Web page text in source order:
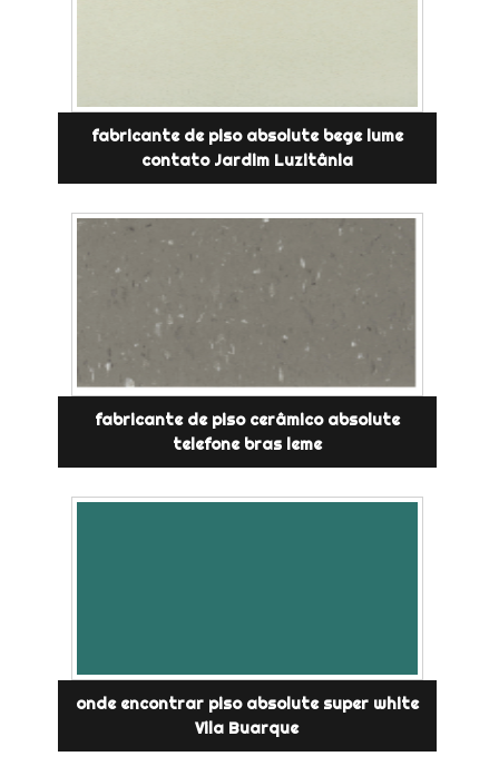
fabricante de piso absolute bege lume
contato Jardim Luzitânia
fabricante de piso cerâmico absolute
telefone bras leme
onde encontrar piso absolute super white
Vila Buarque